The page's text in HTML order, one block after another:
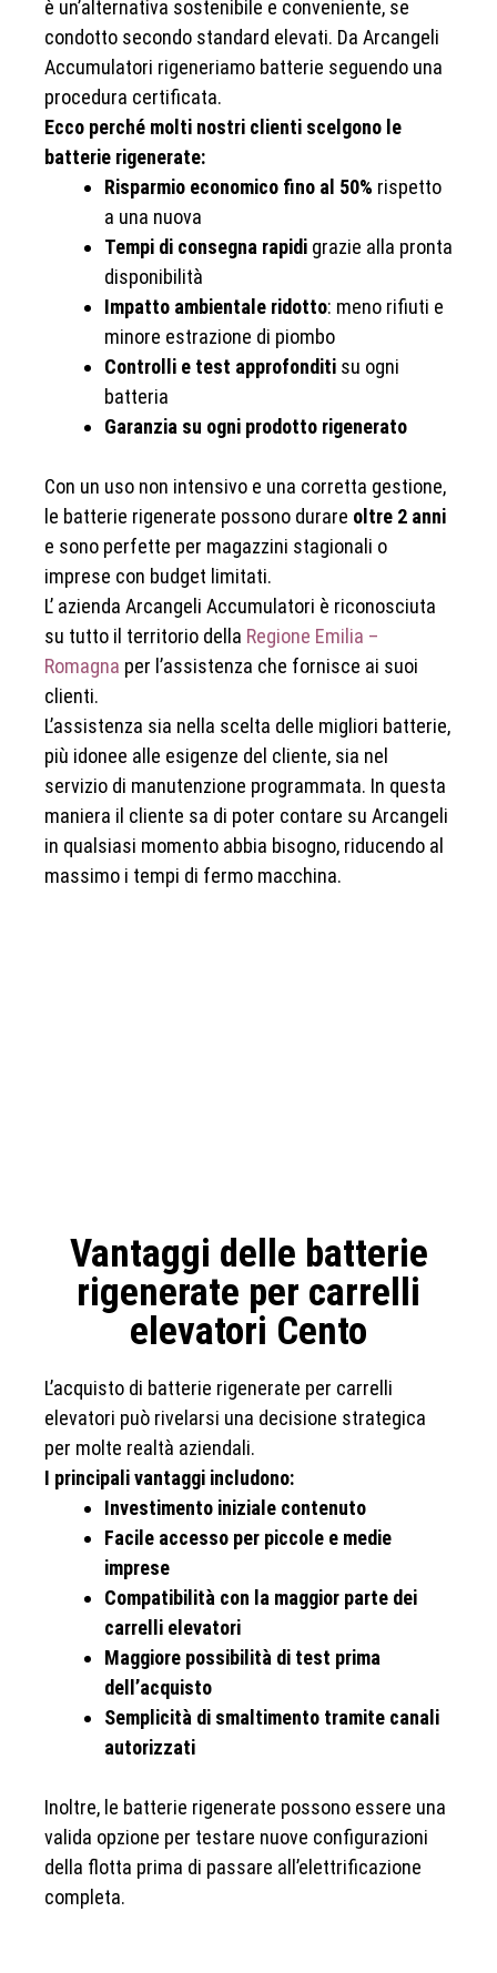
è un’alternativa sostenibile e conveniente, se
condotto secondo standard elevati. Da Arcangeli
Accumulatori rigeneriamo batterie seguendo una
procedura certificata.
Ecco perché molti nostri clienti scelgono le
batterie rigenerate:
Risparmio economico fino al 50% rispetto
a una nuova
Tempi di consegna rapidi grazie alla pronta
disponibilità
Impatto ambientale ridotto: meno rifiuti e
minore estrazione di piombo
Controlli e test approfonditi su ogni
batteria
Garanzia su ogni prodotto rigenerato
Con un uso non intensivo e una corretta gestione,
le batterie rigenerate possono durare oltre 2 anni
e sono perfette per magazzini stagionali o
imprese con budget limitati.
L’ azienda Arcangeli Accumulatori è riconosciuta
su tutto il territorio della Regione Emilia –
Romagna per l’assistenza che fornisce ai suoi
clienti.
L’assistenza sia nella scelta delle migliori batterie,
più idonee alle esigenze del cliente, sia nel
servizio di manutenzione programmata. In questa
maniera il cliente sa di poter contare su Arcangeli
in qualsiasi momento abbia bisogno, riducendo al
massimo i tempi di fermo macchina.
Vantaggi delle batterie
rigenerate per carrelli
elevatori Cento
L’acquisto di batterie rigenerate per carrelli
elevatori può rivelarsi una decisione strategica
per molte realtà aziendali.
I principali vantaggi includono:
Investimento iniziale contenuto
Facile accesso per piccole e medie
imprese
Compatibilità con la maggior parte dei
carrelli elevatori
Maggiore possibilità di test prima
dell’acquisto
Semplicità di smaltimento tramite canali
autorizzati
Inoltre, le batterie rigenerate possono essere una
valida opzione per testare nuove configurazioni
della flotta prima di passare all’elettrificazione
completa.